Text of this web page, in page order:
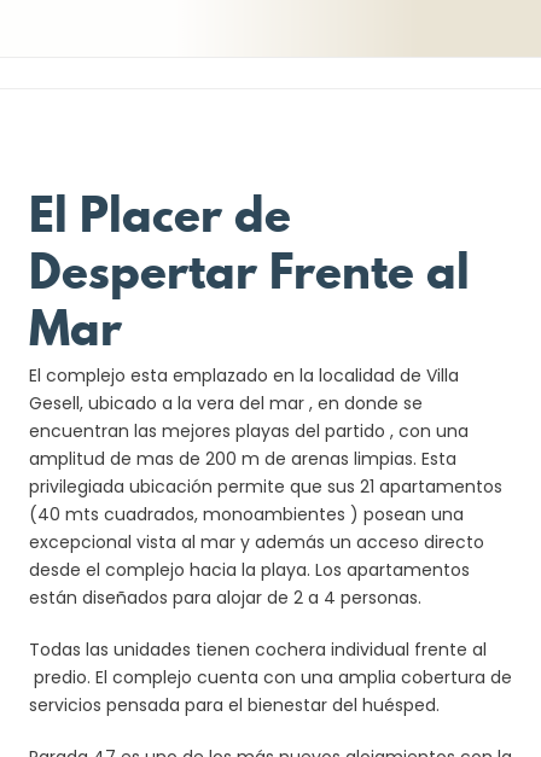
El Placer de
Despertar Frente al
Mar
El complejo esta emplazado en la localidad de Villa
Gesell, ubicado a la vera del mar , en donde se
encuentran las mejores playas del partido , con una
amplitud de mas de 200 m de arenas limpias. Esta
privilegiada ubicación permite que sus 21 apartamentos
(40 mts cuadrados, monoambientes ) posean una
excepcional vista al mar y además un acceso directo
desde el complejo hacia la playa. Los apartamentos
están diseñados para alojar de 2 a 4 personas.
Todas las unidades tienen cochera individual frente al
predio. El complejo cuenta con una amplia cobertura de
servicios pensada para el bienestar del huésped.